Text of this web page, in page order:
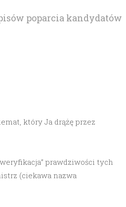
poparcia kandydatów
który Ja drążę przez
prawdziwości tych
(ciekawa nazwa